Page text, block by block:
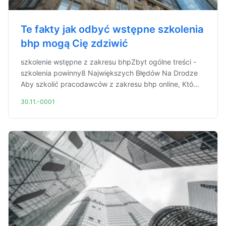
Te fakty jak odbyć wstępne szkolenia
bhp mogą Cię zdziwić
szkolenie wstępne z zakresu bhpZbyt ogólne treści -
szkolenia powinny8 Największych Błędów Na Drodze
Aby szkolić pracodawców z zakresu bhp online, Któ...
30.11.-0001